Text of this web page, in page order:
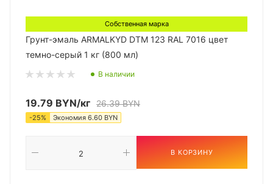
Собственная марка
Грунт-эмаль ARMALKYD DTM 123 RAL 7016 цвет
темно-серый 1 кг (800 мл)
В наличии
19.79 BYN/кг 26.39BYN
-25% Экономия 6.60 BYN
В КОРЗИНУ